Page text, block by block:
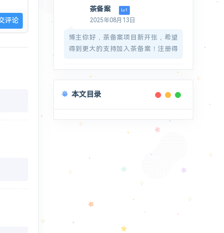
感谢回复.
茶备案 Lv.1
2025年08月13日
博主你好，茶备案项目新开张，希望
得到更大的支持加入茶备案！注册得
多支持！https://icp.redcha.cn
号放在页脚呀！感谢博主的支持
本文目录